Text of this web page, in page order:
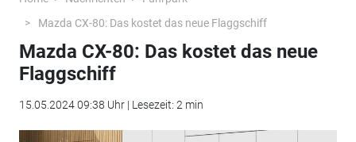
Mazda CX-80: Das kostet das neue Flaggschiff
Mazda CX-80: Das kostet das neue
Flaggschiff
15.05.2024 09:38 Uhr | Lesezeit: 2 min